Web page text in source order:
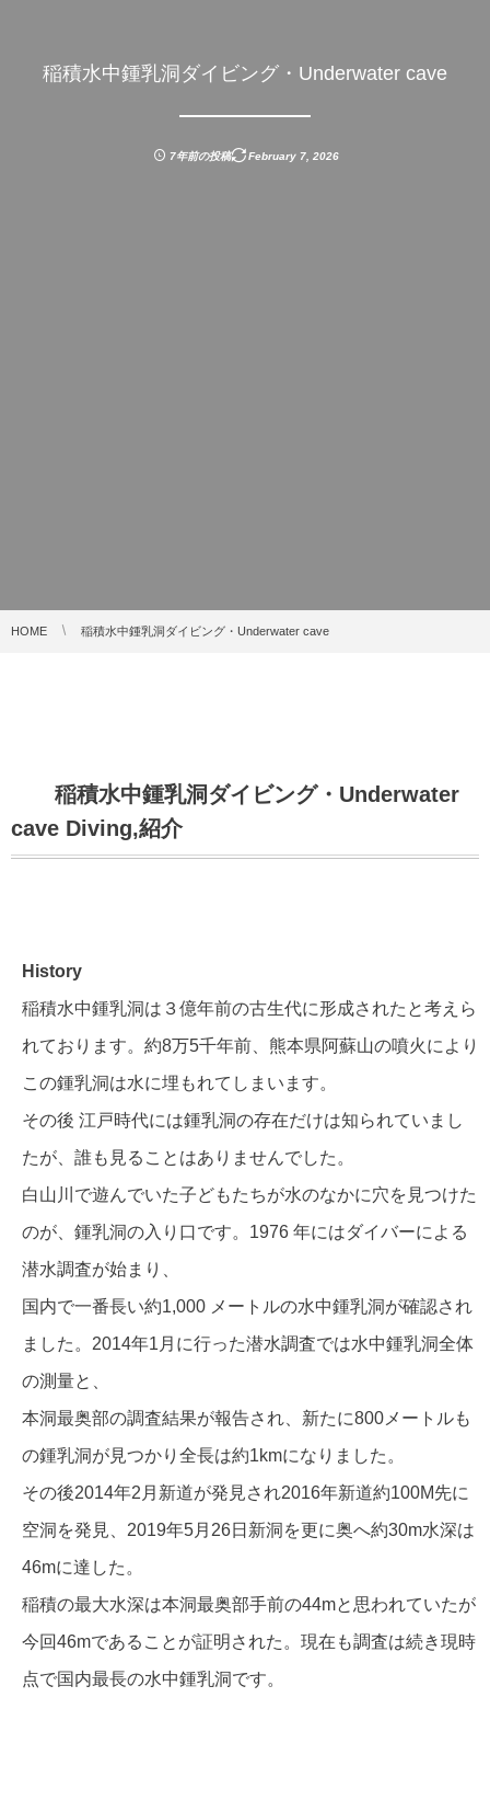
稲積水中鍾乳洞ダイビング・Underwater cave
7年前の投稿 February 7 ,2026
HOME 稲積水中鍾乳洞ダイビング・Underwater cave
稲積水中鍾乳洞ダイビング・Underwater
cave Diving,紹介
History
稲積水中鍾乳洞は３億年前の古生代に形成されたと考えら
れております。約8万5千年前、熊本県阿蘇山の噴火により
この鍾乳洞は水に埋もれてしまいます。
その後 江戸時代には鍾乳洞の存在だけは知られていまし
たが、誰も見ることはありませんでした。
白山川で遊んでいた子どもたちが水のなかに穴を見つけた
のが、鍾乳洞の入り口です。1976 年にはダイバーによる
潜水調査が始まり、
国内で一番長い約1,000 メートルの水中鍾乳洞が確認され
ました。2014年1月に行った潜水調査では水中鍾乳洞全体
の測量と、
本洞最奥部の調査結果が報告され、新たに800メートルも
の鍾乳洞が見つかり全長は約1kmになりました。
その後2014年2月新道が発見され2016年新道約100M先に
空洞を発見、2019年5月26日新洞を更に奥へ約30m水深は
46mに達した。
稲積の最大水深は本洞最奥部手前の44mと思われていたが
今回46mであることが証明された。現在も調査は続き現時
点で国内最長の水中鍾乳洞です。